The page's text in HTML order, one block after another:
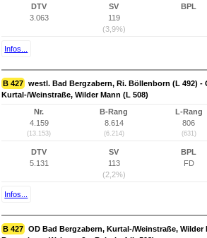
DTV
3.063
SV
119
(3,9%)
BPL
Infos...
B 427 westl. Bad Bergzabern, Ri. Böllenborn (L 492) -
Kurtal-/Weinstraße, Wilder Mann (L 508)
Nr.
4.159
(13.153)
B-Rang
8.614
(6.214)
L-Rang
806
(631)
DTV
5.131
SV
113
(2,2%)
BPL
FD
Infos...
B 427 OD Bad Bergzabern, Kurtal-/Weinstraße, Wilder